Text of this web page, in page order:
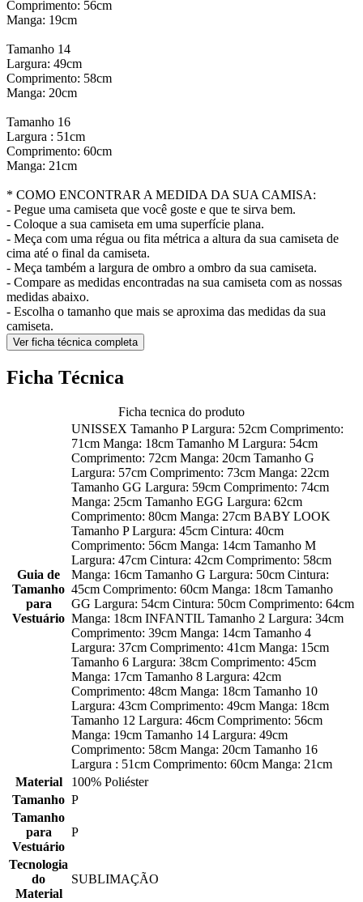
Comprimento: 56cm
Manga: 19cm
Tamanho 14
Largura: 49cm
Comprimento: 58cm
Manga: 20cm
Tamanho 16
Largura : 51cm
Comprimento: 60cm
Manga: 21cm
* COMO ENCONTRAR A MEDIDA DA SUA CAMISA:
- Pegue uma camiseta que você goste e que te sirva bem.
- Coloque a sua camiseta em uma superfície plana.
- Meça com uma régua ou fita métrica a altura da sua camiseta de
cima até o final da camiseta.
- Meça também a largura de ombro a ombro da sua camiseta.
- Compare as medidas encontradas na sua camiseta com as nossas
medidas abaixo.
- Escolha o tamanho que mais se aproxima das medidas da sua
camiseta.
Ver ficha técnica completa
Ficha Técnica
Ficha tecnica do produto
Guia de
Tamanho
para
Vestuário
UNISSEX Tamanho P Largura: 52cm Comprimento:
71cm Manga: 18cm Tamanho M Largura: 54cm
Comprimento: 72cm Manga: 20cm Tamanho G
Largura: 57cm Comprimento: 73cm Manga: 22cm
Tamanho GG Largura: 59cm Comprimento: 74cm
Manga: 25cm Tamanho EGG Largura: 62cm
Comprimento: 80cm Manga: 27cm BABY LOOK
Tamanho P Largura: 45cm Cintura: 40cm
Comprimento: 56cm Manga: 14cm Tamanho M
Largura: 47cm Cintura: 42cm Comprimento: 58cm
Manga: 16cm Tamanho G Largura: 50cm Cintura:
45cm Comprimento: 60cm Manga: 18cm Tamanho
GG Largura: 54cm Cintura: 50cm Comprimento: 64cm
Manga: 18cm INFANTIL Tamanho 2 Largura: 34cm
Comprimento: 39cm Manga: 14cm Tamanho 4
Largura: 37cm Comprimento: 41cm Manga: 15cm
Tamanho 6 Largura: 38cm Comprimento: 45cm
Manga: 17cm Tamanho 8 Largura: 42cm
Comprimento: 48cm Manga: 18cm Tamanho 10
Largura: 43cm Comprimento: 49cm Manga: 18cm
Tamanho 12 Largura: 46cm Comprimento: 56cm
Manga: 19cm Tamanho 14 Largura: 49cm
Comprimento: 58cm Manga: 20cm Tamanho 16
Largura : 51cm Comprimento: 60cm Manga: 21cm
Material
100% Poliéster
Tamanho P
Tamanho
para
Vestuário
P
Tecnologia
do
Material
SUBLIMAÇÃO